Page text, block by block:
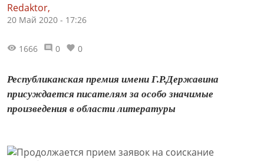
Redaktor,
20 Май 2020 - 17:26
1666 0 0
Республиканская премия имени Г.Р.Державина
присуждается писателям за особо значимые
произведения в области литературы